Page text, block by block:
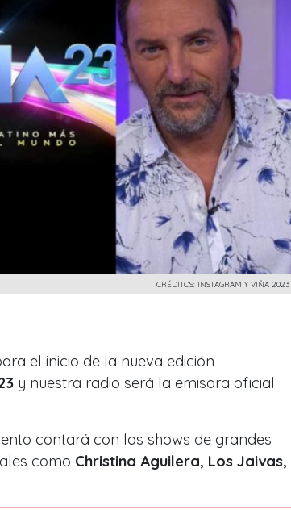
CRÉDITOS: INSTAGRAM Y VIÑA 2023
el inicio de la nueva edición
y nuestra radio será la emisora oficial
contará con los shows de grandes
como Christina Aguilera, Los Jaivas,